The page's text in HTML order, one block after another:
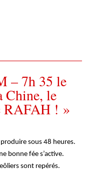
– 7h 35 le
Chine, le
RAFAH ! »
sous 48 heures.
bonne fée s’active.
sont repérés.